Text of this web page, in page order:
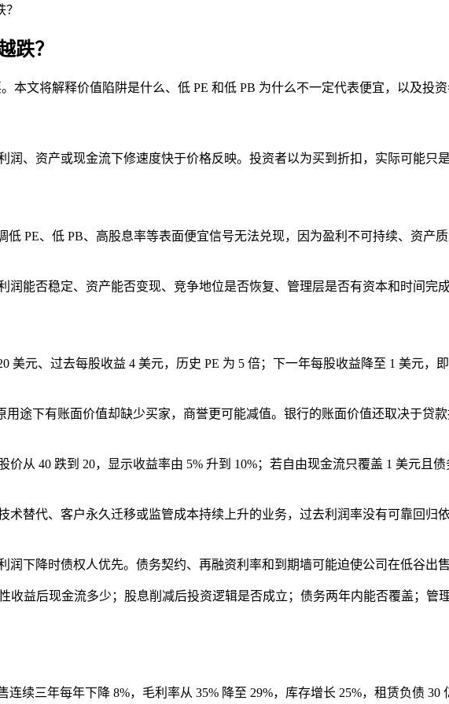
跌？
本文将解释价值陷阱是什么、低 PE 和低 PB 为什么不一定代表便宜，以及投
、资产或现金流下修速度快于价格反映。投资者以为买到折扣，实际可能只
PE、低 PB、高股息率等表面便宜信号无法兑现，因为盈利不可持续、资产
能否稳定、资产能否变现、竞争地位是否恢复、管理层是否有资本和时间完成
元、过去每股收益 4 美元，历史 PE 为 5 倍；下一年每股收益降至 1 美元，
途下有账面价值却缺少买家，商誉更可能减值。银行的账面价值还取决于贷
从 40 跌到 20，显示收益率由 5% 升到 10%；若自由现金流只覆盖 1 美元且
替代、客户永久迁移或监管成本持续上升的业务，过去利润率没有可靠回归
下降时债权人优先。债务契约、再融资利率和到期墙可能迫使公司在低谷出
收益后现金流多少；股息削减后投资逻辑是否成立；债务两年内能否覆盖；管
续三年每年下降 8%，毛利率从 35% 降至 29%，库存增长 25%，租赁负债 30